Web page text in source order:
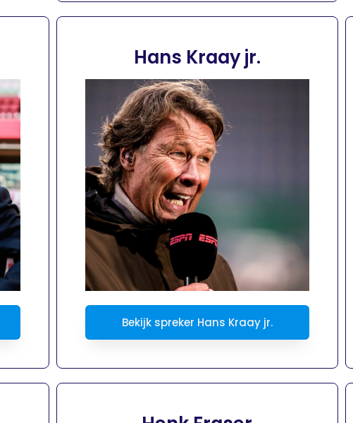
Hans Kraay jr.
Bekijk spreker Hans Kraay jr.